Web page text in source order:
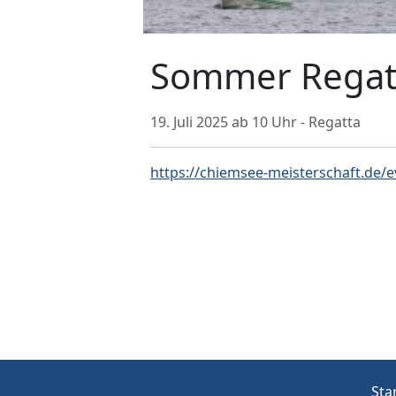
Sommer
19. Juli 2025 ab 10 Uhr - Regatta
https://chiemsee-meisterschaft.de/